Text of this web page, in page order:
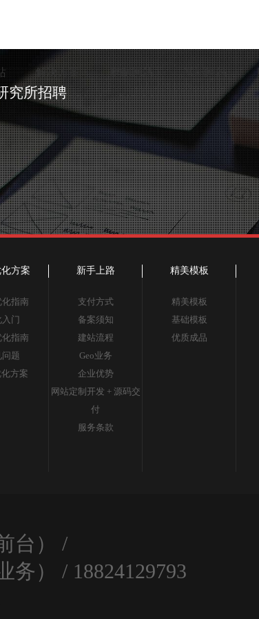
解决方案 定制网站 智能网站
究所招聘
化方案
指南
门
指南
题
化方案
新手上路
支付方式
备案须知
建站流程
Geo业务
企业优势
网站定制开发 + 源码交
付
服务条款
精美模板
精美模板
基础模板
优质成品
台）
/
务）
/ 18824129793